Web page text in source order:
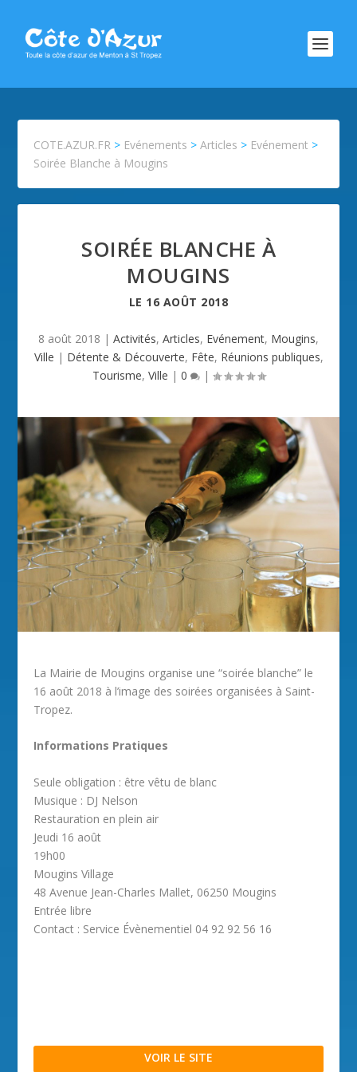
COTE.AZUR.FR > Evénements >Articles > Evénement >
Soirée Blanche à Mougins
SOIRÉE BLANCHE À
MOUGINS
LE 16 AOÛT 2018
8 août 2018 | Activités, Articles, Evénement, Mougins,
Ville | Détente & Découverte, Fête, Réunions publiques,
Tourisme, Ville | 0 |
La Mairie de Mougins organise une “soirée blanche” le
16 août 2018 à l’image des soirées organisées à Saint-
Tropez.
Informations Pratiques
Seule obligation : être vêtu de blanc
Musique : DJ Nelson
Restauration en plein air
Jeudi 16 août
19h00
Mougins Village
48 Avenue Jean-Charles Mallet, 06250 Mougins
Entrée libre
Contact : Service Évènementiel 04 92 92 56 16
VOIR LE SITE